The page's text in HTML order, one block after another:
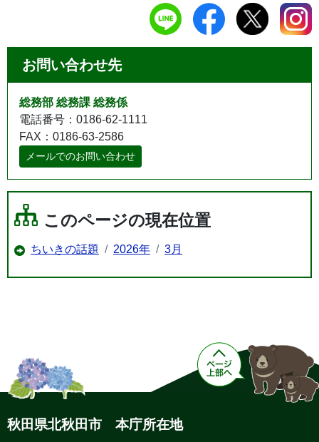
お問い合わせ先
総務部 総務課 総務係
電話番号：0186-62-1111
FAX：0186-63-2586
メールでのお問い合わせ
このページの現在位置
ちいきの話題 2026年 3月
秋田県北秋田市 本庁所在地